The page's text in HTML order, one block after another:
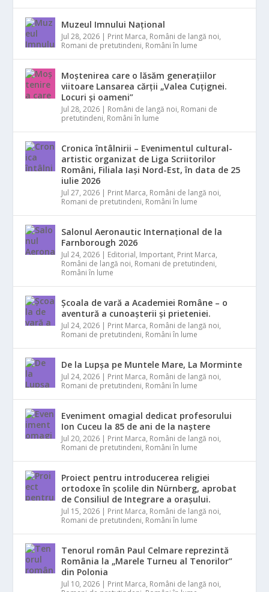
Muzeul Imnului Național
Jul 28, 2026 | Print Marca, Români de langă noi,
Romani de pretutindeni, Români în lume
Moștenirea care o lăsăm generațiilor
viitoare Lansarea cărții „Valea Cuțignei.
Locuri și oameni”
Jul 28, 2026 | Români de langă noi, Romani de
pretutindeni, Români în lume
Cronica întâlnirii – Evenimentul cultural-
artistic organizat de Liga Scriitorilor
Români, Filiala Iași Nord-Est, în data de 25
iulie 2026
Jul 27, 2026 | Print Marca, Români de langă noi,
Romani de pretutindeni, Români în lume
Salonul Aeronautic Internațional de la
Farnborough 2026
Jul 24, 2026 | Editorial, Important, Print Marca,
Români de langă noi, Romani de pretutindeni,
Români în lume
Școala de vară a Academiei Române – o
aventură a cunoașterii și prieteniei.
Jul 24, 2026 | Print Marca, Români de langă noi,
Romani de pretutindeni, Români în lume
De la Lupșa pe Muntele Mare, La Morminte
Jul 24, 2026 | Print Marca, Români de langă noi,
Romani de pretutindeni, Români în lume
Eveniment omagial dedicat profesorului
Ion Cuceu la 85 de ani de la naștere
Jul 20, 2026 | Print Marca, Români de langă noi,
Romani de pretutindeni, Români în lume
Proiect pentru introducerea religiei
ortodoxe în școlile din Nürnberg, aprobat
de Consiliul de Integrare a orașului.
Jul 15, 2026 | Print Marca, Români de langă noi,
Romani de pretutindeni, Români în lume
Tenorul român Paul Celmare reprezintă
România la „Marele Turneu al Tenorilor”
din Polonia
Jul 10, 2026 | Print Marca, Români de langă noi,